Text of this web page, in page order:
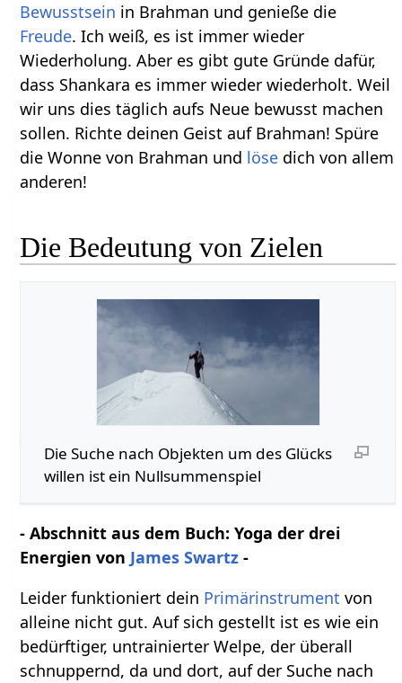
Bewusstsein in Brahman und genieße die
Freude. Ich weiß, es ist immer wieder
Wiederholung. Aber es gibt gute Gründe dafür,
dass Shankara es immer wieder wiederholt. Weil
wir uns dies täglich aufs Neue bewusst machen
sollen. Richte deinen Geist auf Brahman! Spüre
die Wonne von Brahman und löse dich von allem
anderen!
Die Bedeutung von Zielen
Die Suche nach Objekten um des Glücks
willen ist ein Nullsummenspiel
- Abschnitt aus dem Buch: Yoga der drei
Energien von James Swartz -
Leider funktioniert dein Primärinstrument von
alleine nicht gut. Auf sich gestellt ist es wie ein
bedürftiger, untrainierter Welpe, der überall
schnuppernd, da und dort, auf der Suche nach